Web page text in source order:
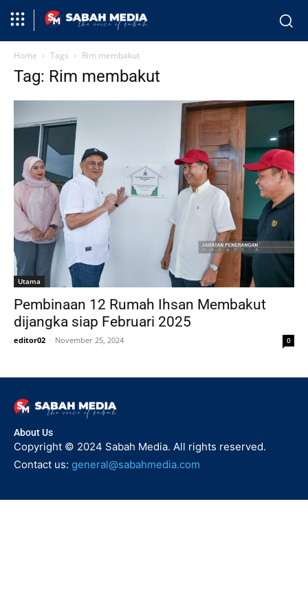
Home Tags Rim membakut
Tag: Rim membakut
Utama
Pembinaan 12 Rumah Ihsan Membakut
dijangka siap Februari 2025
editor02 - November 25, 2024 0
About Us
Copyright © 2024 Sabah Media. All rights reserved.
Contact us: general@sabahmedia.com